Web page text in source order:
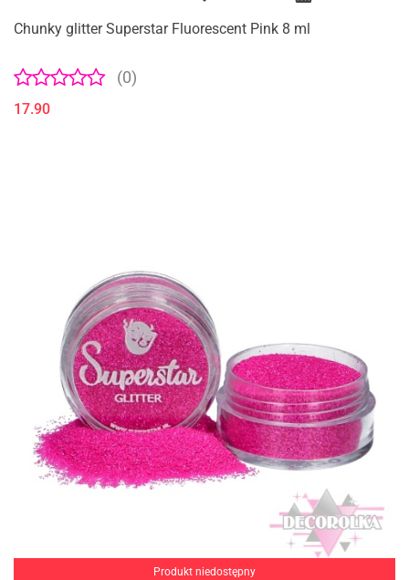
Chunky glitter Superstar Fluorescent Pink 8 ml
(0)
17.90
Produkt niedostępny